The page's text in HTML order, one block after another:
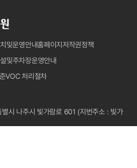
및운영안내홈페이지저작권정책
및주차장운영안내
VOC 처리절차
시 나주시 빛가람로 601 (지번주소 : 빛가